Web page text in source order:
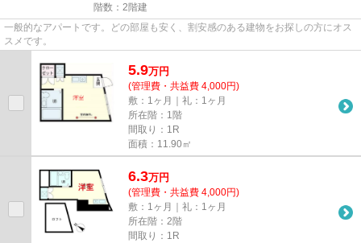
階数：2階建
一般的なアパートです。どの部屋も安く、割安感のある建物をお探しの方にオス
スメです。
5.9万円
(管理費・共益費 4,000円)
敷：1ヶ月｜礼：1ヶ月
所在階：1階
間取り：1R
面積：11.90㎡
6.3万円
(管理費・共益費 4,000円)
敷：1ヶ月｜礼：1ヶ月
所在階：2階
間取り：1R